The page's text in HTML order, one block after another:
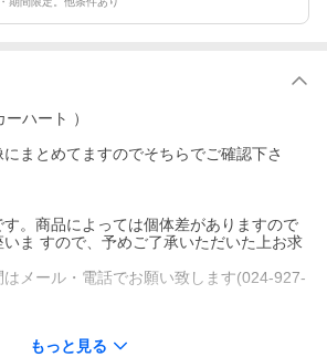
ハート ）
まとめてますのでそちらでご確認下さ
。商品によっては個体差がありますので
ま すので、予めご了承いただいた上お求
メール・電話でお願い致します(024-927-
加工が施されている物がございます。
もっと見る